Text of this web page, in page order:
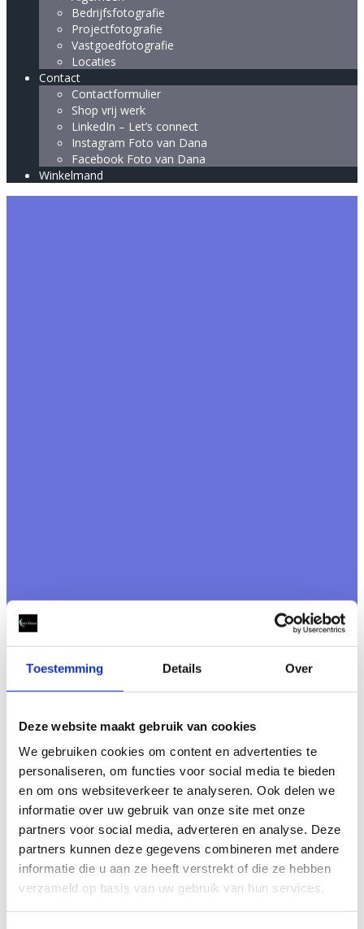
Toestemming Details Over
Deze website maakt gebruik van cookies
We gebruiken cookies om content en advertenties te
personaliseren, om functies voor social media te bieden
en om ons websiteverkeer te analyseren. Ook delen we
informatie over uw gebruik van onze site met onze
partners voor social media, adverteren en analyse. Deze
partners kunnen deze gegevens combineren met andere
informatie die u aan ze heeft verstrekt of die ze hebben
verzameld op basis van uw gebruik van hun services.
Bedrijfsfotografie
Projectfotografie
Vastgoedfotografie
Locaties
Contact
Contactformulier
Shop vrij werk
LinkedIn – Let’s connect
Instagram Foto van Dana
Facebook Foto van Dana
Winkelmand